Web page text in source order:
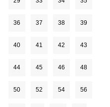
36 37 38 39
40 41 42 43
44 45 46 48
50 52 54 56